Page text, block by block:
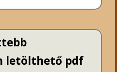
letölthető pdf